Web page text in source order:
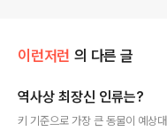
이런저런 의 다른 글
역사상 최장신 인류는?
키 기준으로 가장 큰 동물이 예상